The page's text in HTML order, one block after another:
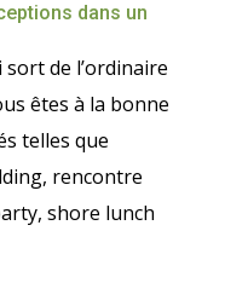
dans un
de l’ordinaire
êtes à la bonne
telles que
rencontre
shore lunch